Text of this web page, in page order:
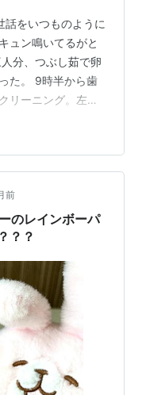
をいつものように
ュン鳴いてるがと
分、つぶし茹で卵
た。 9時半から歯
リーニング。左上
取りで進む予定。
は普通は戦車
るため真っ赤なス
荷物が多くなった
ンターへ。ペット
う。 お…
前
のレインボーパ
？？